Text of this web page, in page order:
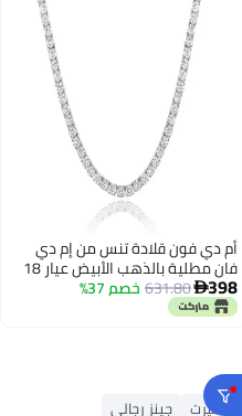
أم دي فون قلادة تنس من إم دي
فان مطلية بالذهب الأبيض عيار 18
قيراطًا | سلسلة تنس مرصعة بقطع
زركونيا مكعبة.
398
631.80خصم 37%
تيشيرت
جينز رجالي